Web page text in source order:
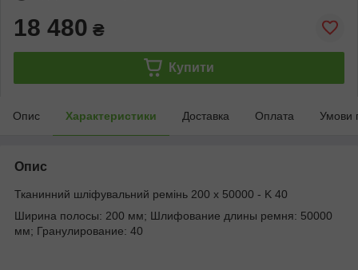
18 480 ₴
Купити
Опис Характеристики Доставка Оплата Умови
Опис
Тканинний шліфувальний ремінь 200 x 50000 - K 40
Ширина полосы: 200 мм; Шлифование длины ремня: 50000
мм; Гранулирование: 40